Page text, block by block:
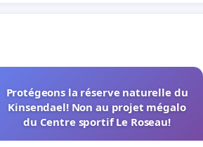
Protégeons la réserve naturelle du
Kinsendael! Non au projet mégalo
du Centre sportif Le Roseau!